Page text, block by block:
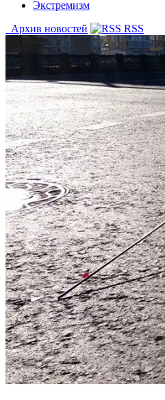
Экстремизм
Архив новостей
RSS